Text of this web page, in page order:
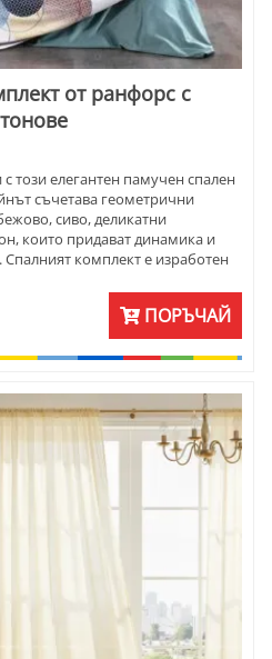
от ранфорс с
този елегантен памучен спален
съчетава геометрични
сиво, деликатни
които придават динамика и
комплект е изработен
Подходящ за всекидневна
през всички сезони.
– за единично легло, легло
Превърнете вашата спалня в
ПОРЪЧАЙ